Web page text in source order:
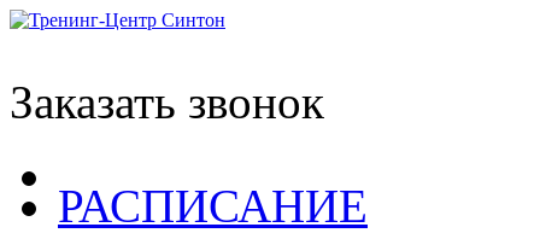
Заказать звонок
РАСПИСАНИЕ